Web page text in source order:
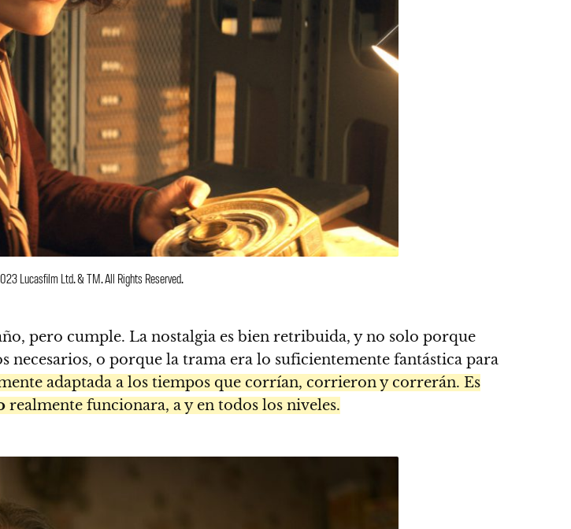
Lucasfilm Ltd. & TM. All Rights Reserved.
pero cumple. La nostalgia es bien retribuida, y no solo porque
o porque la trama era lo suficientemente fantástica para
adaptada a los tiempos que corrían, corrieron y correrán. Es
realmente funcionara, a y en todos los niveles.